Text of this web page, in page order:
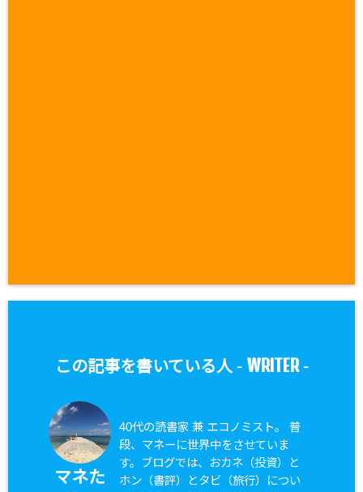
この記事を書いている人 - WRITER-
マネた
40代の読書家 兼 エコノミスト。 普
段、マネーに世界中をさせていま
す。ブログでは、おカネ（投資）と
ホン（書評）とタビ（旅行）につい